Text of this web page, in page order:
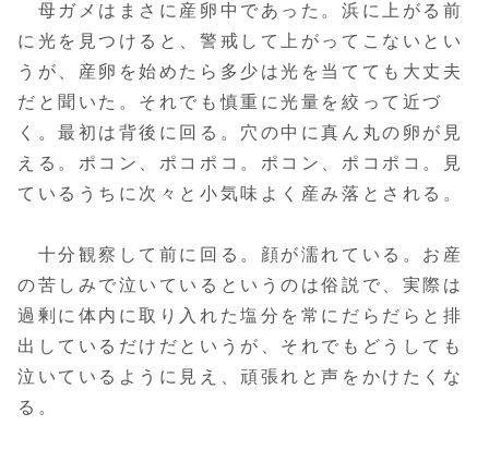
母ガメはまさに産卵中であった。浜に上がる前
に光を見つけると、警戒して上がってこないとい
うが、産卵を始めたら多少は光を当てても大丈夫
だと聞いた。それでも慎重に光量を絞って近づ
く。最初は背後に回る。穴の中に真ん丸の卵が見
える。ポコン、ポコポコ。ポコン、ポコポコ。見
ているうちに次々と小気味よく産み落とされる。
十分観察して前に回る。顔が濡れている。お産
の苦しみで泣いているというのは俗説で、実際は
過剰に体内に取り入れた塩分を常にだらだらと排
出しているだけだというが、それでもどうしても
泣いているように見え、頑張れと声をかけたくな
る。